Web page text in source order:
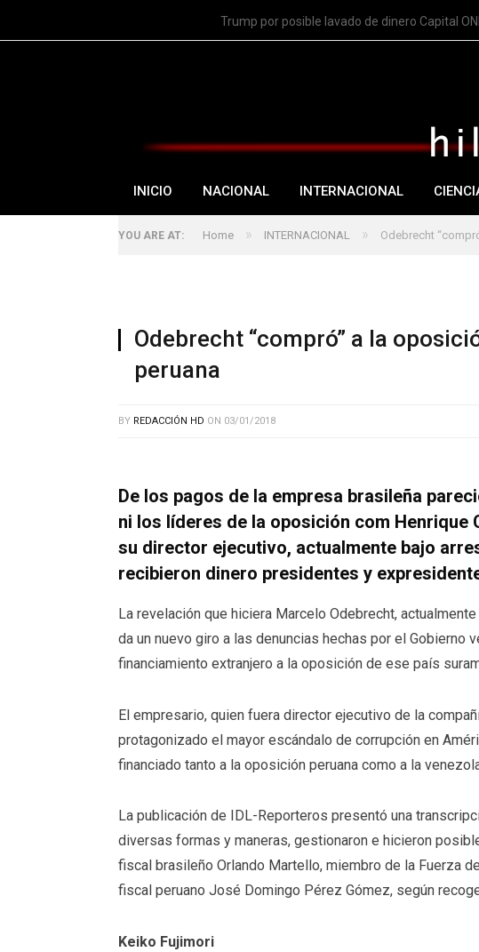
Trump por posible lavado de dinero Capital
INICIO NACIONAL INTERNACIONAL
YOU ARE AT: Home » INTERNACIONAL » Odebrecht
Odebrecht “compró” a la
peruana
BY REDACCIÓN HD ON 03/01/2018
De los pagos de la empresa brasileña
ni los líderes de la oposición com Henrique
su director ejecutivo, actualmente bajo
recibieron dinero presidentes y
La revelación que hiciera Marcelo Odebrecht,
da un nuevo giro a las denuncias hechas por el Gobierno
financiamiento extranjero a la oposición de ese país
El empresario, quien fuera director ejecutivo de la
protagonizado el mayor escándalo de corrupción en
financiado tanto a la oposición peruana como a la
La publicación de IDL-Reporteros presentó una
diversas formas y maneras, gestionaron e hicieron
fiscal brasileño Orlando Martello, miembro de la Fuerza
fiscal peruano José Domingo Pérez Gómez, según
Keiko Fujimori